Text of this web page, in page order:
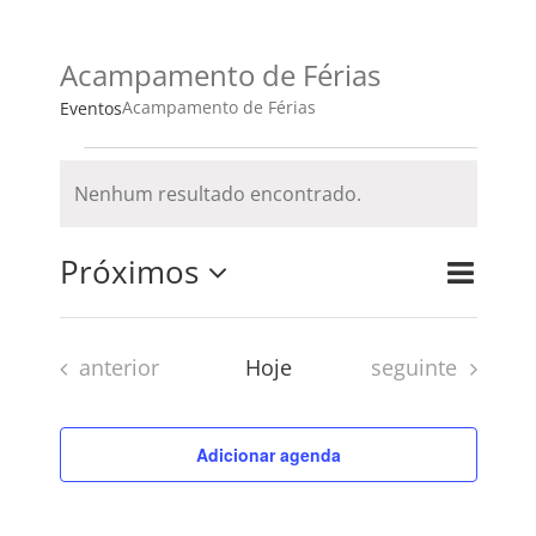
Acampamento de Férias
EventosAcampamento de Férias
Nenhum resultado encontrado.
de
visuais
Procurar
eventos
do
visual
Lista
Próximos
Selecione
a Eventos
anterior Hoje Eventos
seguinte
Adicionar agenda